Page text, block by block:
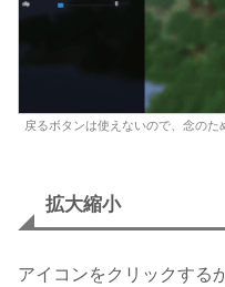
戻るボタンは使えないので、念の
拡大縮小
アイコンをクリックする